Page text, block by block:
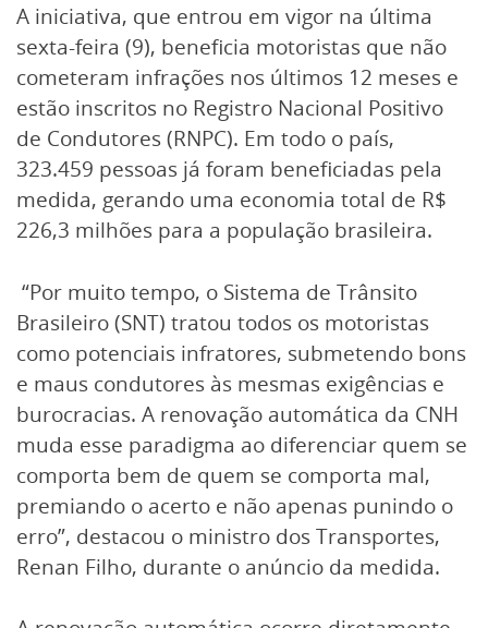
A iniciativa, que entrou em vigor na última
sexta-feira (9), beneficia motoristas que não
cometeram infrações nos últimos 12 meses e
estão inscritos no Registro Nacional Positivo
de Condutores (RNPC). Em todo o país,
323.459 pessoas já foram beneficiadas pela
medida, gerando uma economia total de R$
226,3 milhões para a população brasileira.
“Por muito tempo, o Sistema de Trânsito
Brasileiro (SNT) tratou todos os motoristas
como potenciais infratores, submetendo bons
e maus condutores às mesmas exigências e
burocracias. A renovação automática da CNH
muda esse paradigma ao diferenciar quem se
comporta bem de quem se comporta mal,
premiando o acerto e não apenas punindo o
erro”, destacou o ministro dos Transportes,
Renan Filho, durante o anúncio da medida.